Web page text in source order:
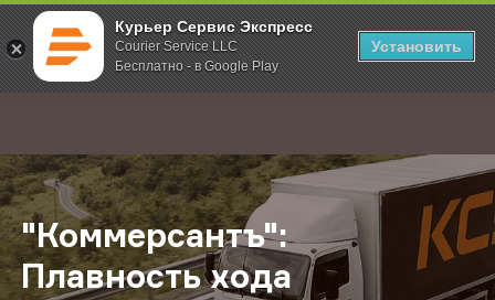
Курьер Сервис Экспресс
Courier Service LLC
Бесплатно - в Google Play
Установить
; Главная О компании Новости "Коммерсантъ": Плавность хода
"Коммерсантъ":
Плавность хода